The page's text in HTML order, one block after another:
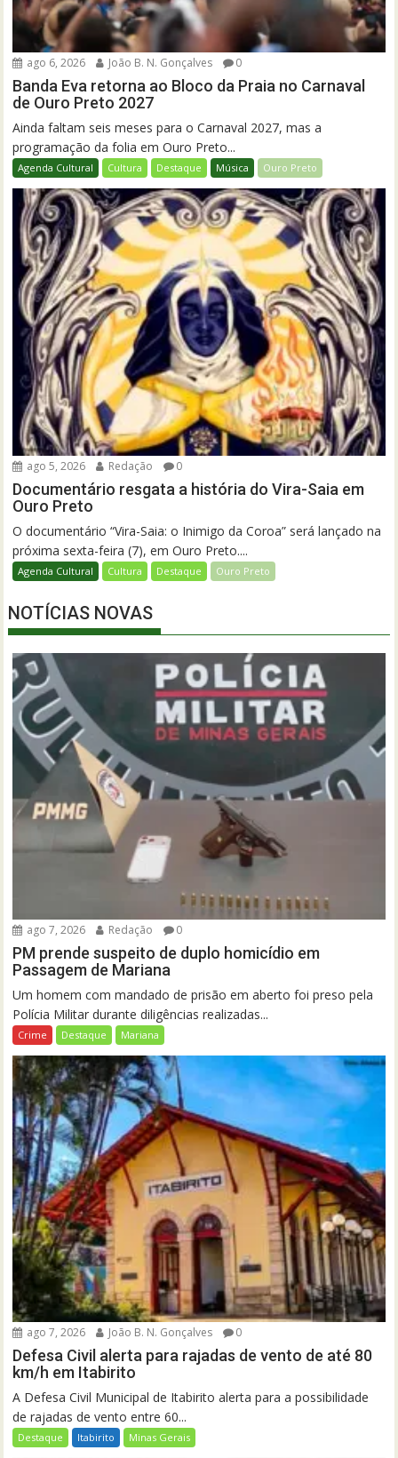
ago 6, 2026 João B. N. Gonçalves 0
Banda Eva retorna ao Bloco da Praia no Carnaval
de Ouro Preto 2027
Ainda faltam seis meses para o Carnaval 2027, mas a
programação da folia em Ouro Preto...
Agenda Cultural Cultura Destaque Música Ouro Preto
ago 5, 2026 Redação 0
Documentário resgata a história do Vira-Saia em
Ouro Preto
O documentário “Vira-Saia: o Inimigo da Coroa” será lançado na
próxima sexta-feira (7), em Ouro Preto....
Agenda Cultural Cultura Destaque Ouro Preto
NOTÍCIAS NOVAS
ago 7, 2026 Redação 0
PM prende suspeito de duplo homicídio em
Passagem de Mariana
Um homem com mandado de prisão em aberto foi preso pela
Polícia Militar durante diligências realizadas...
Crime Destaque Mariana
ago 7, 2026 João B. N. Gonçalves 0
Defesa Civil alerta para rajadas de vento de até 80
km/h em Itabirito
A Defesa Civil Municipal de Itabirito alerta para a possibilidade
de rajadas de vento entre 60...
Destaque Itabirito Minas Gerais